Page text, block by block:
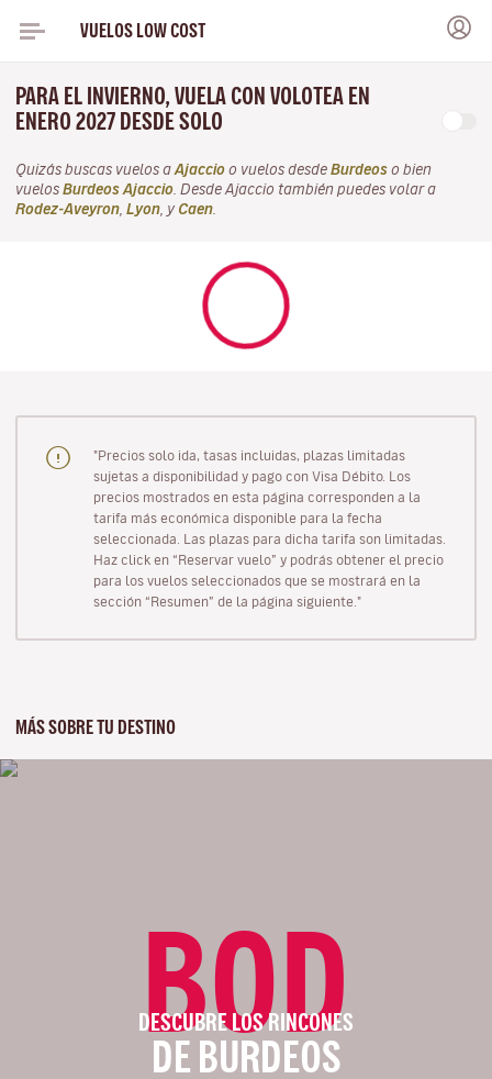
VUELOS LOW COST
PARA EL INVIERNO, VUELA CON VOLOTEA EN
ENERO 2027 DESDE SOLO
Quizás buscas vuelos a Ajaccio o vuelos desde Burdeos o bien
vuelos Burdeos Ajaccio . Desde Ajaccio también puedes volar a
Rodez-Aveyron Lyon , y Caen
"Precios solo ida, tasas incluidas, plazas limitadas
sujetas a disponibilidad y pago con Visa Débito. Los
precios mostrados en esta página corresponden a la
tarifa más económica disponible para la fecha
seleccionada. Las plazas para dicha tarifa son limitadas.
Haz click en “Reservar vuelo” y podrás obtener el precio
para los vuelos seleccionados que se mostrará en la
sección “Resumen” de la página siguiente."
MÁS SOBRE TU DESTINO
BOD
DESCUBRE LOS RINCONES
DE BURDEOS